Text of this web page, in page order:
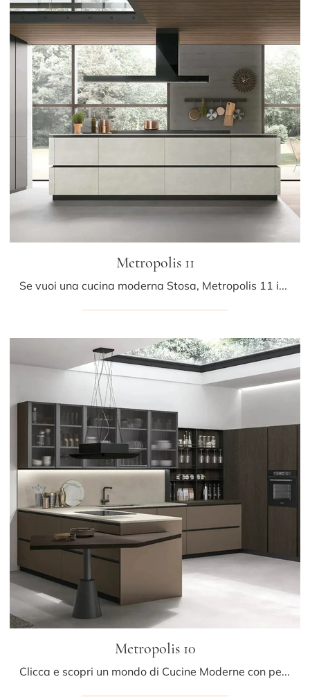
Metropolis 11
Se vuoi una cucina moderna Stosa, Metropolis 11 in Pet ti attende nel nostro negozio di Cucine Moderne con isola.
Metropolis 10
Clicca e scopri un mondo di Cucine Moderne con penisola: la cucina Metropolis 10 Stosa in Pet ti aspetta!